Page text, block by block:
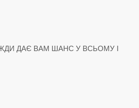
ДАЄ ВАМ ШАНС У ВСЬОМУ І